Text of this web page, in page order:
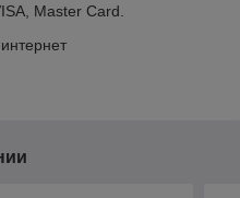
Master Card.